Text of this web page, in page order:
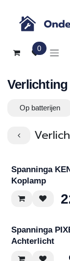
0
Verlichting
Op batterijen
Spanninga
Koplamp
Spanninga
Achterlicht